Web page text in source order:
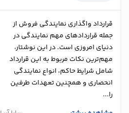
قرارداد واگذاری نمایندگی فروش از
جمله قراردادهای مهم نمایندگی در
دنیای امروزی است. در این نوشتار،
مهم‌ترین نکات مربوط به این قرارداد
شامل شرایط حاکم، انواع نمایندگی
انحصاری و همچنین تعهدات طرفین
را...